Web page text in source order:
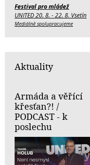
Festival pro mládež
UNITED 20. 8. - 22. 8. Vsetín
Mediálně spolupracujeme
Aktuality
Armáda a věřící
křesťan?! /
PODCAST - k
poslechu